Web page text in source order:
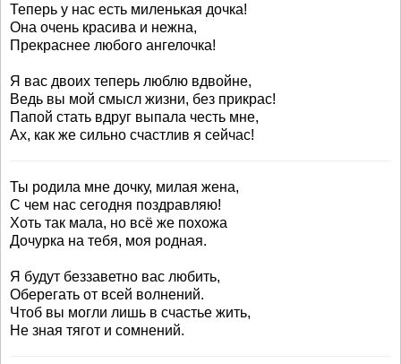
Теперь у нас есть миленькая дочка!
Она очень красива и нежна,
Прекраснее любого ангелочка!
Я вас двоих теперь люблю вдвойне,
Ведь вы мой смысл жизни, без прикрас!
Папой стать вдруг выпала честь мне,
Ах, как же сильно счастлив я сейчас!
Ты родила мне дочку, милая жена,
С чем нас сегодня поздравляю!
Хоть так мала, но всё же похожа
Дочурка на тебя, моя родная.
Я будут беззаветно вас любить,
Оберегать от всей волнений.
Чтоб вы могли лишь в счастье жить,
Не зная тягот и сомнений.